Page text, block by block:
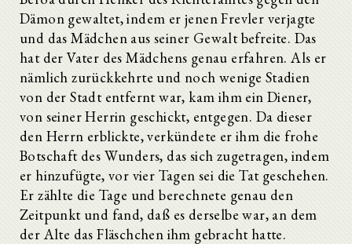
Dämon gewaltet, indem er jenen Frevler verjagte
und das Mädchen aus seiner Gewalt befreite. Das
hat der Vater des Mädchens genau erfahren. Als er
nämlich zurückkehrte und noch wenige Stadien
von der Stadt entfernt war, kam ihm ein Diener,
von seiner Herrin geschickt, entgegen. Da dieser
den Herrn erblickte, verkündete er ihm die frohe
Botschaft des Wunders, das sich zugetragen, indem
er hinzufügte, vor vier Tagen sei die Tat geschehen.
Er zählte die Tage und berechnete genau den
Zeitpunkt und fand, daß es derselbe war, an dem
der Alte das Fläschchen ihm gebracht hatte.